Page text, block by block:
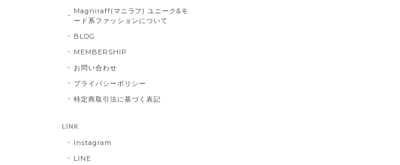
Magniraff(マニラフ) ユニーク&モ
ード系ファッションについて
BLOG
MEMBERSHIP
お問い合わせ
プライバシーポリシー
特定商取引法に基づく表記
LINK
Instagram
LINE